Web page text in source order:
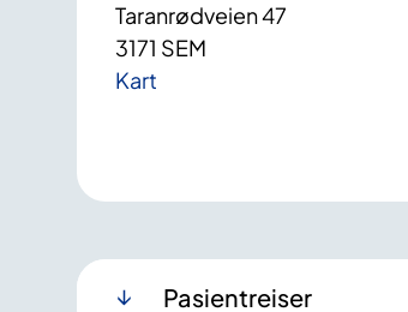
Taranrødveien 47
3171 SEM
Kart
Pasientreiser